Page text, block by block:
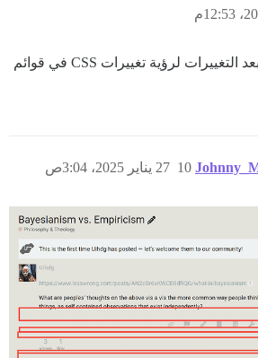
هل يمكنك تقديم صورة بعد التغييرات لرؤية تغييرات CSS في قوائم
27 يناير 2025، 3:04ص 10